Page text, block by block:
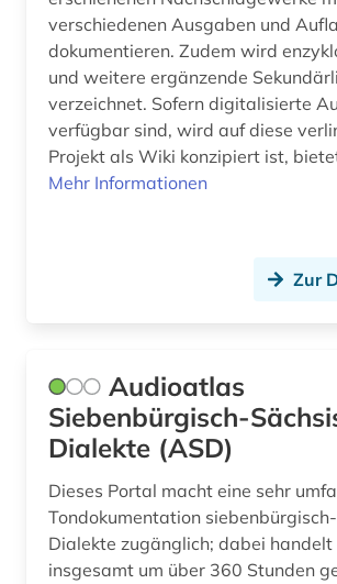
theologische ethik (1)
thüringen (1)
tschechien (1)
umweltschutz (2)
versuchsplanung (1)
verzeichnis (1)
westfalen-lippe (1)
wirtschaft (1)
verschiedenen Ausgaben und
dokumentieren. Zudem wird
und weitere ergänzende
verzeichnet. Sofern digitalisierte
verfügbar sind, wird auf diese verlinkt. Da
Projekt als Wiki konzipiert ist,
Mehr Informationen
Zur
Audioatlas
Siebenbürgisch-
Dialekte (ASD)
Dieses Portal macht eine sehr
Tondokumentation
Dialekte zugänglich; dabei handelt
insgesamt um über 360 Stunden